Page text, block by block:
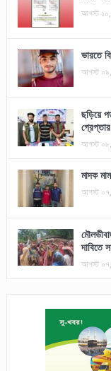
আগস্ট
ভারতে
আগস্ট
ছড়িয়ে
আগস্ট
মাদক
আগস্ট
দাবিতে
আগস্ট